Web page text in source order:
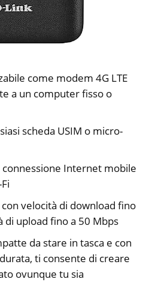
come modem 4G LTE
a un computer fisso o
scheda USIM o micro-
connessione Internet mobile
velocità di download fino
di upload fino a 50 Mbps
da stare in tasca e con
ti consente di creare
ovunque tu sia